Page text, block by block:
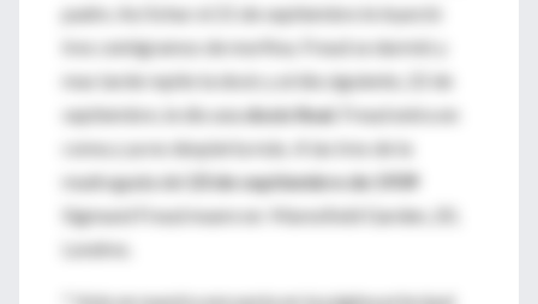
padre. Así Schur el 21 de septiembre le inyectó
tres centígramos de morfina. Freud se durmió y
mas tarde repite la dosis y al día siguiente, 22 de
septiembre, le dio unadosis final . Freud entra en
coma y ya no despierta más. A las tres de la
madrugada del 23 de septiembre de 1939
Sigmund Freud muere en Maresfield Garden, 20,
Londres.